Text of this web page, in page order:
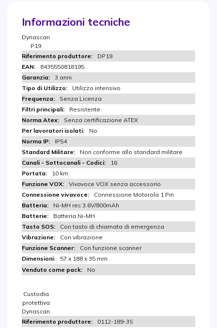
Informazioni tecniche
Dynascan
P19
DP19
8435550818195
3 anni
Utilizzo intensivo
Senza Licenza
Resistente
Senza certificazione ATEX
No
IP54
Non conforme allo standard militare
16
10 km
Vivavoce VOX senza accessorio
Connessione Motorola 1 Pin
Ni-MH rec 3.6V/800mAh
Batteria Ni-MH
Con tasto di chiamata di emergenza
Con vibrazione
Con funzione scanner
57 x 188 x 35 mm
No
Custodia
protettiva
Dynascan
0112-189-3S